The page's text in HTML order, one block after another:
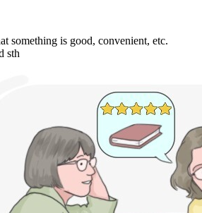
something is good, convenient, etc.
sth